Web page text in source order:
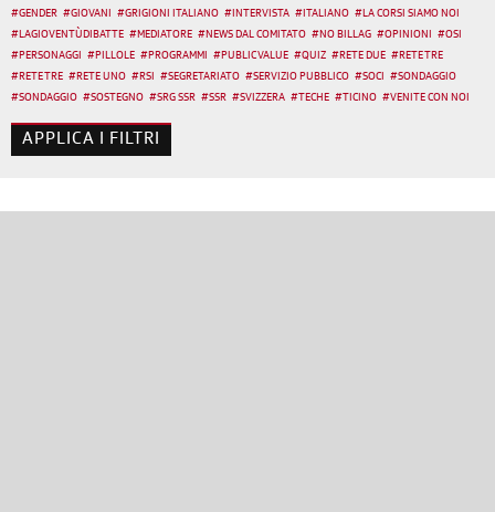
#GENDER #GIOVANI #GRIGIONI ITALIANO #INTERVISTA #ITALIANO #LA CORSI SIAMO NOI
#LAGIOVENTÙDIBATTE #MEDIATORE #NEWS DAL COMITATO #NO BILLAG #OPINIONI #OSI
#PERSONAGGI #PILLOLE #PROGRAMMI #PUBLIC VALUE #QUIZ #RETE DUE #RETE TRE
#RETE TRE #RETE UNO #RSI #SEGRETARIATO #SERVIZIO PUBBLICO #SOCI #SONDAGGIO
#SONDAGGIO #SOSTEGNO #SRG SSR #SSR #SVIZZERA # TECHE # TICINO #VENITE CON NOI